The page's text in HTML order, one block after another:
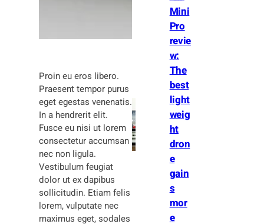
Proin eu eros libero.
Praesent tempor purus
eget egestas venenatis.
In a hendrerit elit.
Fusce eu nisi ut lorem
consectetur accumsan
nec non ligula.
Vestibulum feugiat
dolor ut ex dapibus
sollicitudin. Etiam felis
lorem, vulputate nec
maximus eget, sodales
Mini
Pro
revie
w:
The
best
light
weig
ht
dron
e
gain
s
mor
e